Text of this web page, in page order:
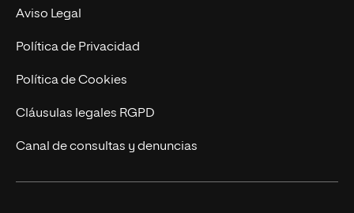
Experto Universitario
Postgrados
Cursos Universitarios
Nuestro Equipo
Trabaja en UNIR
Actualidad
UNIR Revista
Eventos
Aviso Legal
Política de Privacidad
Política de Cookies
Cláusulas legales RGPD
Canal de consultas y denuncias